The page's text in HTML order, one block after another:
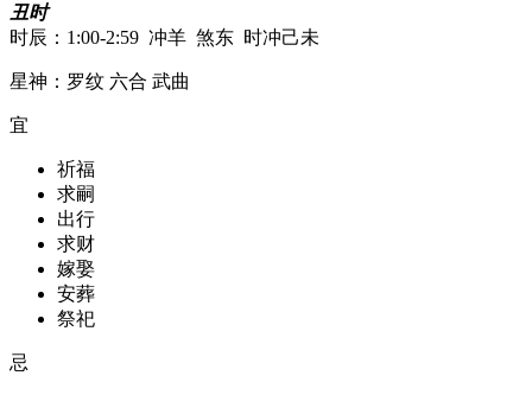
丑时
时辰：1:00-2:59 冲羊 煞东 时冲己未
星神：罗纹 六合 武曲
宜
祈福
求嗣
出行
求财
嫁娶
安葬
祭祀
忌